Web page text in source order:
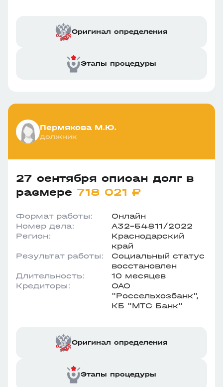
Оригинал определения
Этапы процедуры
Пермякова М.Ю.
должник
27 сентября списан долг в
размере 718 021 ₽
Формат работы:
Онлайн
Номер дела:
А32-54811/2022
Регион:
Краснодарский
край
Результат работы:
Социальный статус
восстановлен
Длительность:
10 месяцев
Кредиторы:
ОАО
"Россельхозбанк",
КБ "МТС Банк"
Оригинал определения
Этапы процедуры